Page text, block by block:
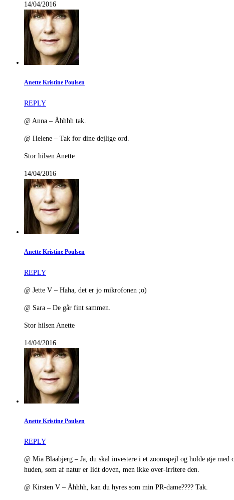
14/04/2016
Anette Kristine Poulsen
REPLY
@ Anna – Åhhhh tak.
@ Helene – Tak for dine dejlige ord.
Stor hilsen Anette
14/04/2016
Anette Kristine Poulsen
REPLY
@ Jette V – Haha, det er jo mikrofonen ;o)
@ Sara – De går fint sammen.
Stor hilsen Anette
14/04/2016
Anette Kristine Poulsen
REPLY
@ Mia Blaabjerg – Ja, du skal investere i et zoomspejl og holde øje
huden, som af natur er lidt doven, men ikke over-irritere den.
@ Kirsten V – Åhhhh, kan du hyres som min PR-dame???? Tak.